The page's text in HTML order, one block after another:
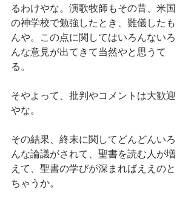
るわけやな。演歌牧師もその昔、米国
の神学校で勉強したとき、難儀したも
んや。この点に関してはいろんないろ
んな意見が出てきて当然やと思うて
る。
そやよって、批判やコメントは大歓迎
やな。
その結果、終末に関してどんどんいろ
んな論議がされて、聖書を読む人が増
えて、聖書の学びが深まればええのと
ちゃうか。